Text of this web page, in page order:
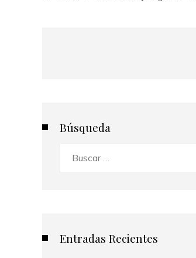
Búsqueda
Entradas Recientes